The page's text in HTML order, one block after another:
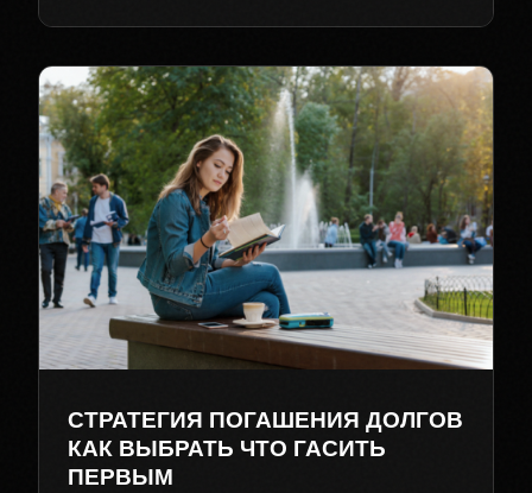
СТРАТЕГИЯ ПОГАШЕНИЯ ДОЛГОВ
КАК ВЫБРАТЬ ЧТО ГАСИТЬ
ПЕРВЫМ